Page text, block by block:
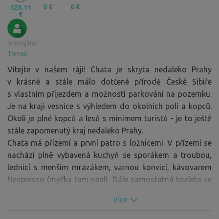
126.11
€
0 € 0 €
prenajíma:
Tomas
Vítejte v našem ráji! Chata je skryta nedaleko Prahy
v krásné a stále málo dotčené přírodě České Sibiře
s vlastním příjezdem a možností parkování na pozemku.
Je na kraji vesnice s výhledem do okolních polí a kopců.
Okolí je plné kopců a lesů s minimem turistů - je to ještě
stále zapomenutý kraj nedaleko Prahy.
Chata má přízemí a první patro s ložnicemi. V přízemí se
nachází plně vybavená kuchyň se sporákem a troubou,
lednicí s menším mrazákem, varnou konvicí, kávovarem
Nespresso (myčka tam není). Dále samostatná toaleta se
hlavní obývací část s velkým jídelním stolem, kamny,
více